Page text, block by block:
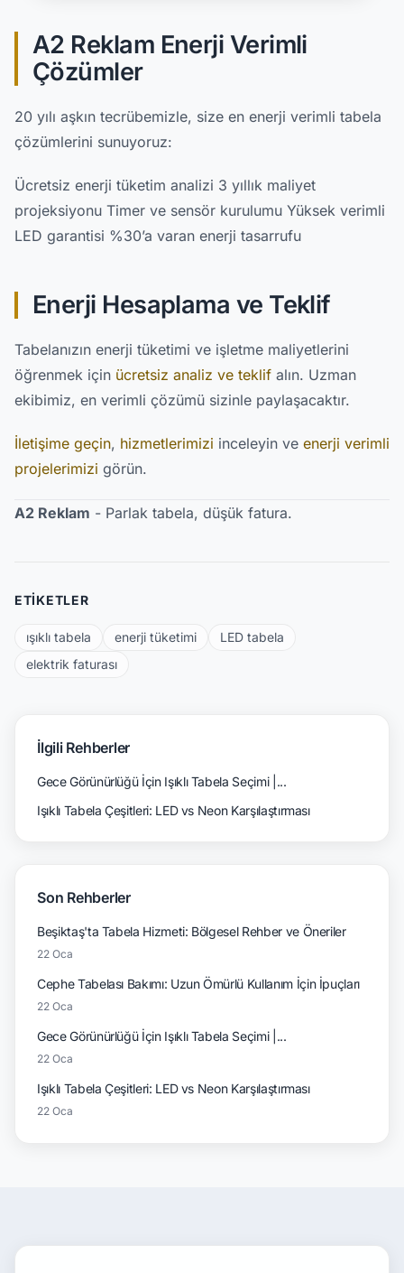
A2 Reklam Enerji Verimli
Çözümler
20 yılı aşkın tecrübemizle, size en enerji verimli tabela
çözümlerini sunuyoruz:
Ücretsiz enerji tüketim analizi 3 yıllık maliyet
projeksiyonu Timer ve sensör kurulumu Yüksek verimli
LED garantisi %30’a varan enerji tasarrufu
Enerji Hesaplama ve Teklif
Tabelanızın enerji tüketimi ve işletme maliyetlerini
öğrenmek için ücretsiz analiz ve teklif alın. Uzman
ekibimiz, en verimli çözümü sizinle paylaşacaktır.
İletişime geçin, hizmetlerimizi inceleyin ve enerji verimli
projelerimizi görün.
A2 Reklam - Parlak tabela, düşük fatura.
ETIKETLER
ışıklı tabela enerji tüketimi
LED tabela
elektrik faturası
İlgili Rehberler
Gece Görünürlüğü İçin Işıklı Tabela Seçimi |...
Işıklı Tabela Çeşitleri: LED vs Neon Karşılaştırması
Son Rehberler
Beşiktaş'ta Tabela Hizmeti: Bölgesel Rehber ve Öneriler
22 Oca
Cephe Tabelası Bakımı: Uzun Ömürlü Kullanım İçin İpuçları
22 Oca
Gece Görünürlüğü İçin Işıklı Tabela Seçimi |...
22 Oca
Işıklı Tabela Çeşitleri: LED vs Neon Karşılaştırması
22 Oca